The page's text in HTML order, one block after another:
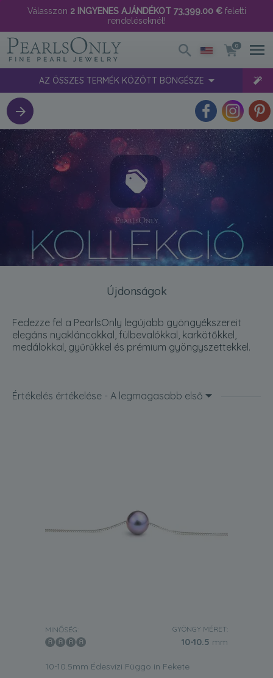
Válasszon 2 INGYENES AJÁNDÉKOT 73,399.00 €feletti
rendeléseknél!
0
AZ ÖSSZES TERMÉK KÖZÖTT BÖNGÉSZE
Újdonságok
Fedezze fel a PearlsOnly legújabb gyöngyékszereit
elegáns nyakláncokkal, fülbevalókkal, karkötőkkel,
medálokkal, gyűrűkkel és prémium gyöngyszettekkel.
Értékelés értékelése - A legmagasabb első
MINŐSÉG: GYÖNGY MÉRET:
10-10.5 mm
10-10.5mm Édesvízi Függo in Fekete